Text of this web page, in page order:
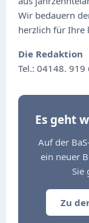
Wir bedauern
herzlich für Ihre
Die Redaktion
Tel.: 04148. 919
Es geht
Auf der
ein neuer
Sie
Zu